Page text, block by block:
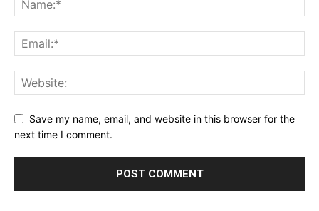
Save my name, email, and website in this browser for the
next time I comment.